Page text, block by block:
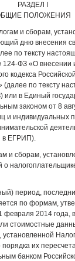
РАЗДЕЛ I
ПОЛОЖЕНИЯ
и сборам,
дню внесения
по тексту
ФЗ «О
кодекса
(далее по тексту
в Единый
законом от 8
и индивидуальных
в ЕГРИП).
и сборам,
о
период,
по формам,
2014 года,
стоимостные
установленной
порядка их
банком